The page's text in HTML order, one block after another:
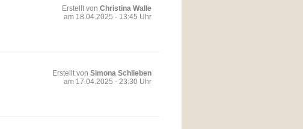
Erstellt von Christina Walle
am 18.04.2025 - 13:45 Uhr
Erstellt von Simona Schlieben
am 17.04.2025 - 23:30 Uhr